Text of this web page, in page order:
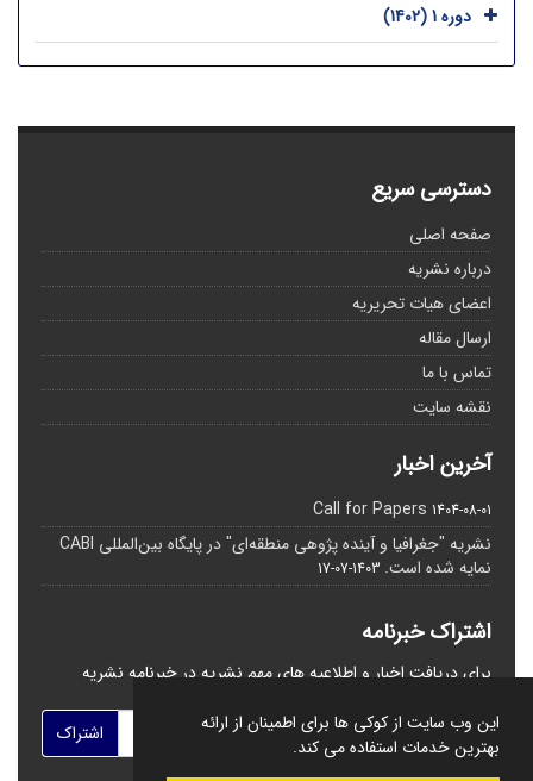
این وب سایت از کوکی ها برای اطمینان از ارائه
بهترین خدمات استفاده می کند.
دوره 1 (1402)
دسترسی سریع
صفحه اصلی
درباره نشریه
اعضای هیات تحریریه
ارسال مقاله
تماس با ما
نقشه سایت
آخرین اخبار
Call for Papers 1404-08-01
نشریه "جغرافیا و آینده پژوهی منطقه‌ای" در پایگاه بین‌المللی CABI
نمایه شده است. 1403-07-17
اشتراک خبرنامه
برای دریافت اخبار و اطلاعیه های مهم نشریه در خبرنامه نشریه
اشتراک